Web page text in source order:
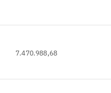
7.470.988,68